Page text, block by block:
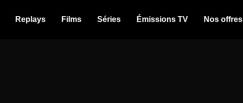
Replays Films Séries Émissions TV Nos offres